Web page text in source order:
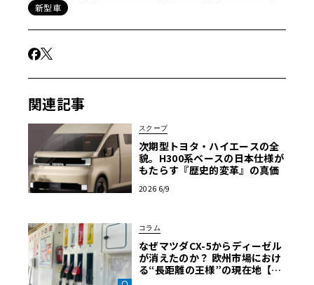
新型車
関連記事
スクープ
次期型トヨタ・ハイエースの全
貌。H300系ベースの日本仕様が
もたらす『歴史的変革』の真価
2026 6/9
コラム
なぜマツダCX-5からディーゼル
が消えたのか？ 欧州市場におけ
る“長距離の王様”の現在地【木